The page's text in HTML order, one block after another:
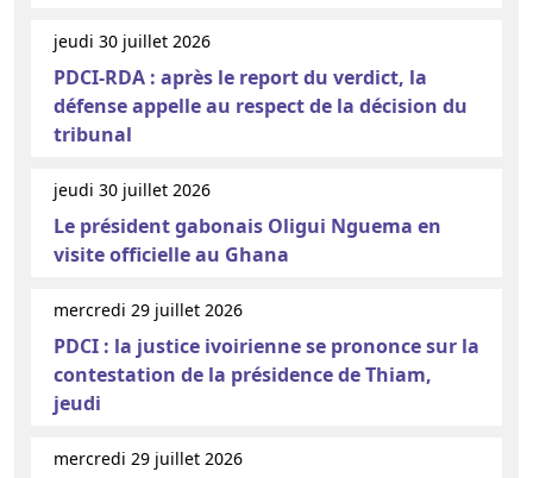
jeudi 30 juillet 2026
PDCI-RDA : après le report du verdict, la
défense appelle au respect de la décision du
tribunal
jeudi 30 juillet 2026
Le président gabonais Oligui Nguema en
visite officielle au Ghana
mercredi 29 juillet 2026
PDCI : la justice ivoirienne se prononce sur la
contestation de la présidence de Thiam,
jeudi
mercredi 29 juillet 2026